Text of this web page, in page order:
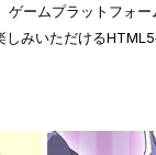
ームプラットフォー
みいただける